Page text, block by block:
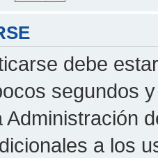
debe
segundos
Administración
a los